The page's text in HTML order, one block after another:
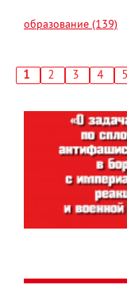
образование (139)
Текущая
1 Страница
2 Страница
3 4 5